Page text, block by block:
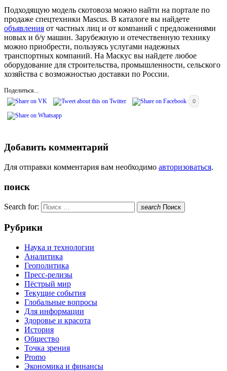
Подходящую модель скотовоза можно найти на портале по
продаже спецтехники Mascus. В каталоге вы найдете
объявления от частных лиц и от компаний с предложениями
новых и б/у машин. Зарубежную и отечественную технику
можно приобрести, пользуясь услугами надежных
транспортных компаний. На Маскус вы найдете любое
оборудование для строительства, промышленности, сельского
хозяйства с возможностью доставки по России.
Поделиться...
0
Добавить комментарий
Для отправки комментария вам необходимо авторизоваться.
поиск
Search for: search Поиск
Рубрики
Наука и технологии
Аналитика
Геополитика
Пресс-релизы
Пёстрый мир
Текущие события
Глобальные вопросы
Для информации
Здоровье и красота
История
Общество
Точка зрения
Promo
Экономика и финансы